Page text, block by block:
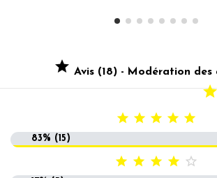
 Avis (18) - Modération des
    
83% (15)
    